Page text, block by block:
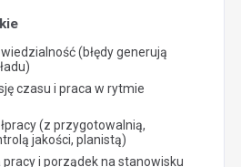
(błędy generują
czasu i praca w rytmie
(z przygotowalnią,
jakości, planistą)
pracy i porządek na stanowisku